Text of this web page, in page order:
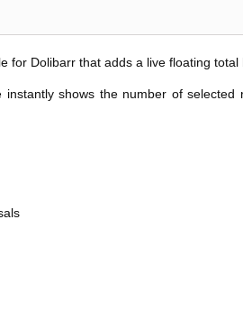
for Dolibarr that adds a live floating
shows the number of